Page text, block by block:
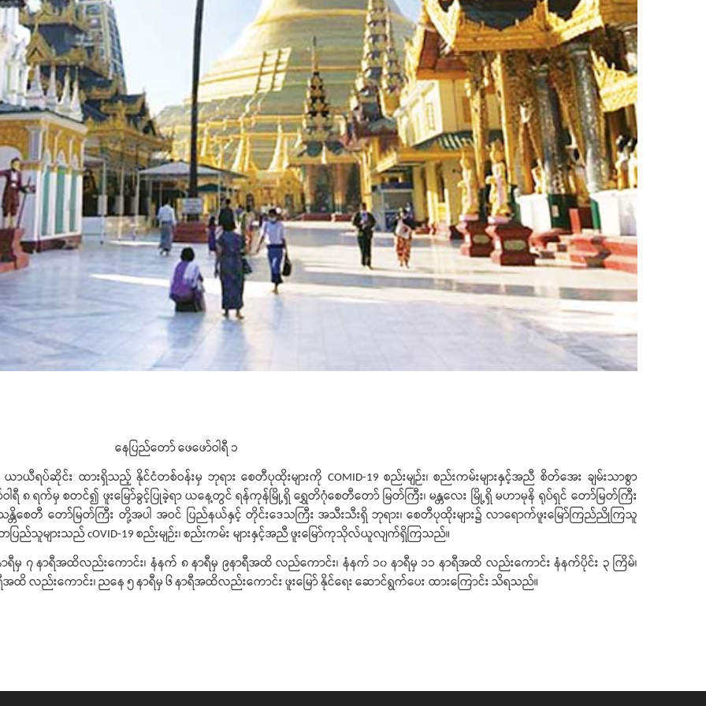
နေပြည်တော်ဖေဖော်ဝါရီ၁
ယာယီရပ်ဆိုင်း ထားရှိသည့် နိုင်ငံတစ်ဝန်းမှ ဘုရား စေတီပုထိုးများကို COMID-19 စည်းမျဉ်း၊ စည်းကမ်းများနှင့်အညီ စိတ်အေး ချမ်းသာစွာ
ါရီ ၈ရက်မှ စတင်၍ ဖူးမြော်ခွင့်ပြုခဲ့ရာယနေ့တွင် ရန်ကုန်မြို့ရှိ ရွှေတိဂုံစေတီတော်မြတ်ကြီး၊ မန္တလေး မြို့ရှိ မဟာမုနိ ရုပ်ရှင် တော်မြတ်ကြီး
သန္တိစေတီ တော်မြတ်ကြီး တို့အပါ အဝင် ပြည်နယ်နှင့် တိုင်းဒေသကြီး အသီးသီးရှိ ဘုရား၊ စေတီပုထိုးများ၌ လာရောက်ဖူးမြော်ကြည်ညိုကြသူ
ပြည်သူများသည် cOVID-19 စည်းမျဉ်း၊စည်းကမ်း များနှင့်အညီဖူးမြော်ကုသိုလ်ယူလျက်ရှိကြသည်။
ရီမှ ၇နာရီအထိလည်းကောင်း၊ နံနက် ၈နာရီမှ ၉နာရီအထိ လည်ကောင်း၊ နံနက် ၁၀ နာရီမှ ၁၁ နာရီအထိ လည်းကောင်း နံနက်ပိုင်း ၃ ကြိမ်၊
အထိလည်းကောင်း၊ညနေ၅နာရီမှ၆နာရီအထိလည်းကောင်းဖူးမြော်နိုင်ရေးဆောင်ရွက်ပေး ထားကြောင်းသိရသည်။